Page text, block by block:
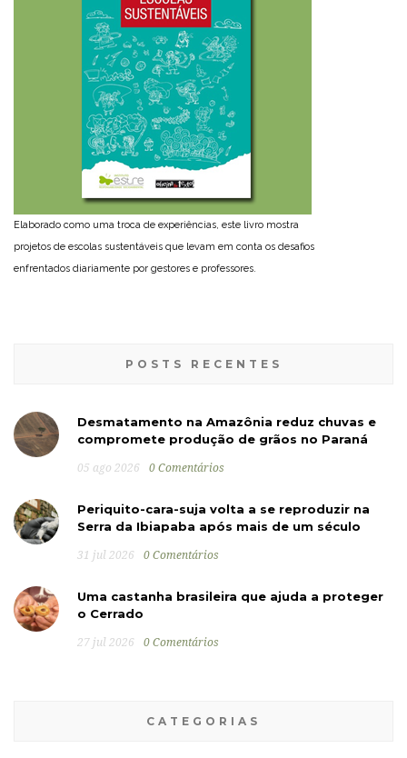
Elaborado como uma troca de experiências, este livro mostra
projetos de escolas sustentáveis que levam em conta os desafios
enfrentados diariamente por gestores e professores.
POSTS RECENTES
Desmatamento na Amazônia reduz chuvas e
compromete produção de grãos no Paraná
05 ago 2026 0 Comentários
Periquito-cara-suja volta a se reproduzir na
Serra da Ibiapaba após mais de um século
31 jul 2026 0 Comentários
Uma castanha brasileira que ajuda a proteger
o Cerrado
27 jul 2026 0 Comentários
CATEGORIAS